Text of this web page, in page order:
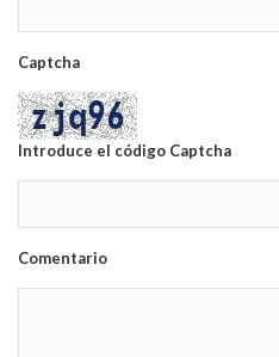
Captcha
Introduce el código Captcha
Comentario